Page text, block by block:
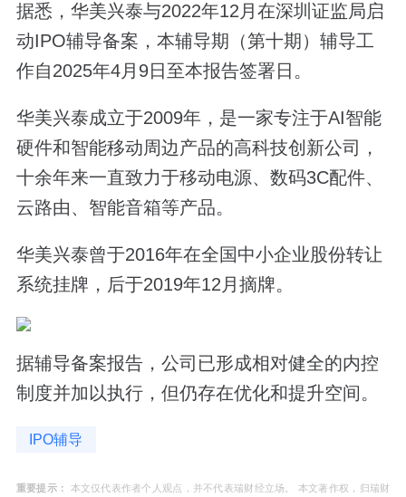
据悉，华美兴泰与2022年12月在深圳证监局启
动IPO辅导备案，本辅导期（第十期）辅导工
作自2025年4月9日至本报告签署日。
华美兴泰成立于2009年，是一家专注于AI智能
硬件和智能移动周边产品的高科技创新公司，
十余年来一直致力于移动电源、数码3C配件、
云路由、智能音箱等产品。
华美兴泰曾于2016年在全国中小企业股份转让
系统挂牌，后于2019年12月摘牌。
据辅导备案报告，公司已形成相对健全的内控
制度并加以执行，但仍存在优化和提升空间。
IPO辅导
重要提示：
本文仅代表作者个人观点，并不代表瑞财经立场。 本文著作权，归瑞财